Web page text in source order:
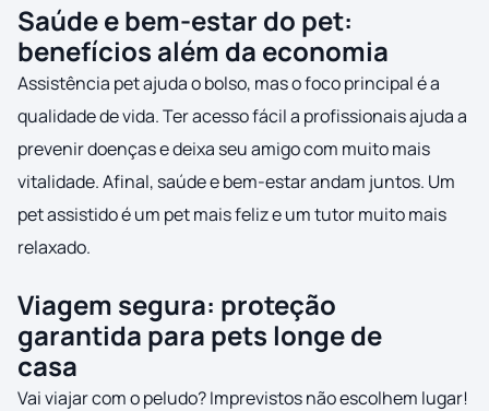
Saúde e bem-estar do pet:
benefícios além da economia
Assistência pet ajuda o bolso, mas o foco principal é a
qualidade de vida. Ter acesso fácil a profissionais ajuda a
prevenir doenças e deixa seu amigo com muito mais
vitalidade. Afinal, saúde e bem-estar andam juntos. Um
pet assistido é um pet mais feliz e um tutor muito mais
relaxado.
Viagem segura: proteção
garantida para pets longe de
casa
Vai viajar com o peludo? Imprevistos não escolhem lugar!